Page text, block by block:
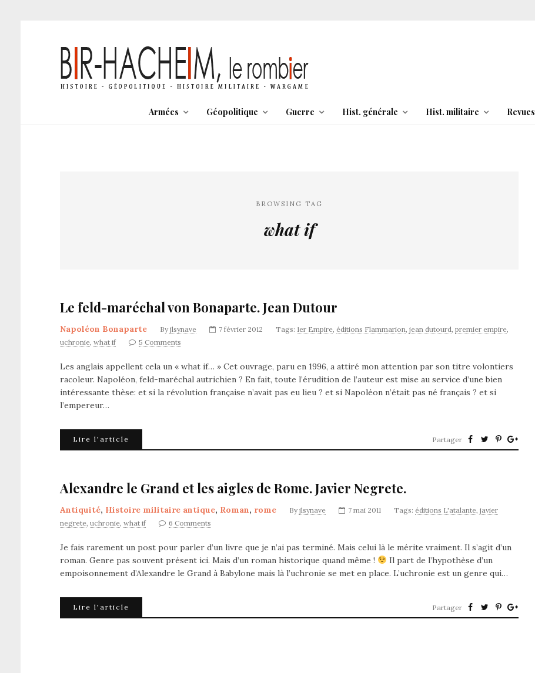
Armées Géopolitique Guerre Hist. générale Hist. militaire Revues
BROWSING TAG
what if
Le feld-maréchal von Bonaparte. Jean Dutour
Napoléon Bonaparte By jlsynave 7 février 2012 Tags: 1er Empire, éditions Flammarion, jean dutourd, premier empire,
uchronie, what if 5 Comments
Les anglais appellent cela un « what if… » Cet ouvrage, paru en 1996, a attiré mon attention par son titre volontiers
racoleur. Napoléon, feld-maréchal autrichien ? En fait, toute l’érudition de l’auteur est mise au service d’une bien
intéressante thèse: et si la révolution française n’avait pas eu lieu ? et si Napoléon n’était pas né français ? et si
l’empereur…
Lire l'article Partager
Alexandre le Grand et les aigles de Rome. Javier Negrete.
Antiquité, Histoire militaire antique, Roman, rome By jlsynave 7 mai 2011 Tags: éditions L'atalante, javier
negrete, uchronie, what if 6 Comments
Je fais rarement un post pour parler d’un livre que je n’ai pas terminé. Mais celui là le mérite vraiment. Il s’agit d’un
roman. Genre pas souvent présent ici. Mais d’un roman historique quand même !
Il part de l’hypothèse d’un
empoisonnement d’Alexandre le Grand à Babylone mais là l’uchronie se met en place. L’uchronie est un genre qui…
Lire l'article Partager